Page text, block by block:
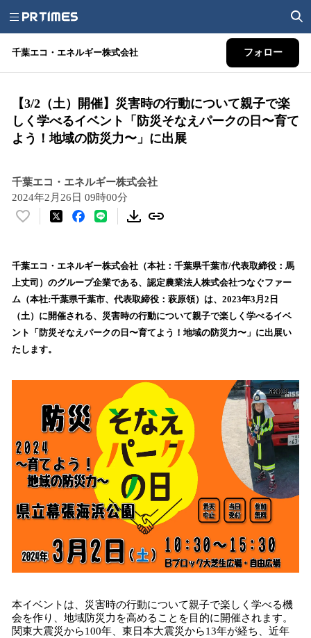
千葉エコ・エネルギー株式会社 フォロー
【3/2（土）開催】災害時の行動について親子で楽
しく学べるイベント「防災そなえパークの日〜育て
よう！地域の防災力〜」に出展
千葉エコ・エネルギー株式会社
2024年2月26日 09時00分
い
！
数
を
読
み
込
み
で
千葉エコ・エネルギー株式会社（本社：千葉県千葉市/代表取締役：馬
上丈司）のグループ企業である、認定農業法人株式会社つなぐファー
ム（本社:千葉県千葉市、代表取締役：萩原領）は、2023年3月2日
（土）に開催される、災害時の行動について親子で楽しく学べるイベ
ント「防災そなえパークの日〜育てよう！地域の防災力〜」に出展い
たします。
本イベントは、災害時の行動について親子で楽しく学べる機
会を作り、地域防災力を高めることを目的に開催されます。
関東大震災から100年、東日本大震災から13年が経ち、近年